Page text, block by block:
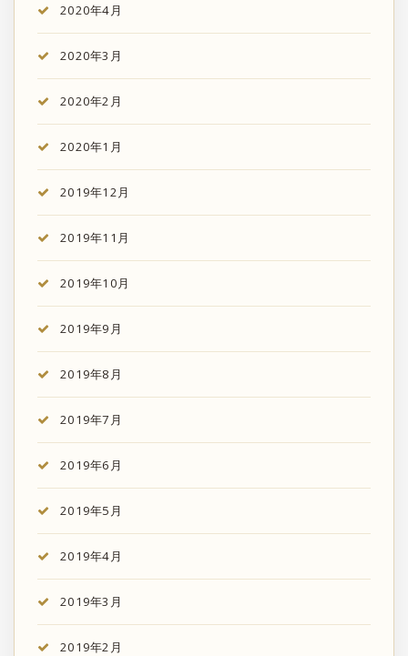
2020年4月
2020年3月
2020年2月
2020年1月
2019年12月
2019年11月
2019年10月
2019年9月
2019年8月
2019年7月
2019年6月
2019年5月
2019年4月
2019年3月
2019年2月